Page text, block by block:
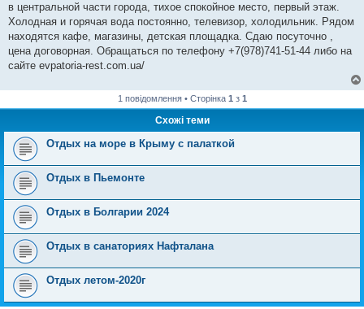
д
о
л
е
н
в центральной части города, тихое спокойное место, первый этаж.
Холодная и горячая вода постоянно, телевизор, холодильник. Рядом
находятся кафе, магазины, детская площадка. Сдаю посуточно ,
цена договорная. Обращаться по телефону +7(978)741-51-44 либо на
сайте evpatoria-rest.com.ua/
1 повідомлення • Сторінка 1 з 1
Схожі теми
Отдых на море в Крыму с палаткой
Отдых в Пьемонте
Отдых в Болгарии 2024
Отдых в санаториях Нафталана
Отдых летом-2020г